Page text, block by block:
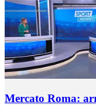
Mercato Roma: